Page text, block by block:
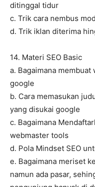
ditinggal tidur
c. Trik cara nembus
d. Trik iklan diterima
14. Materi SEO Basic
a. Bagaimana membuat
google
b. Cara memasukan
yang disukai google
c. Bagaimana
webmaster tools
d. Pola Mindset SEO
e. Bagaimana meriset
namun ada pasar,